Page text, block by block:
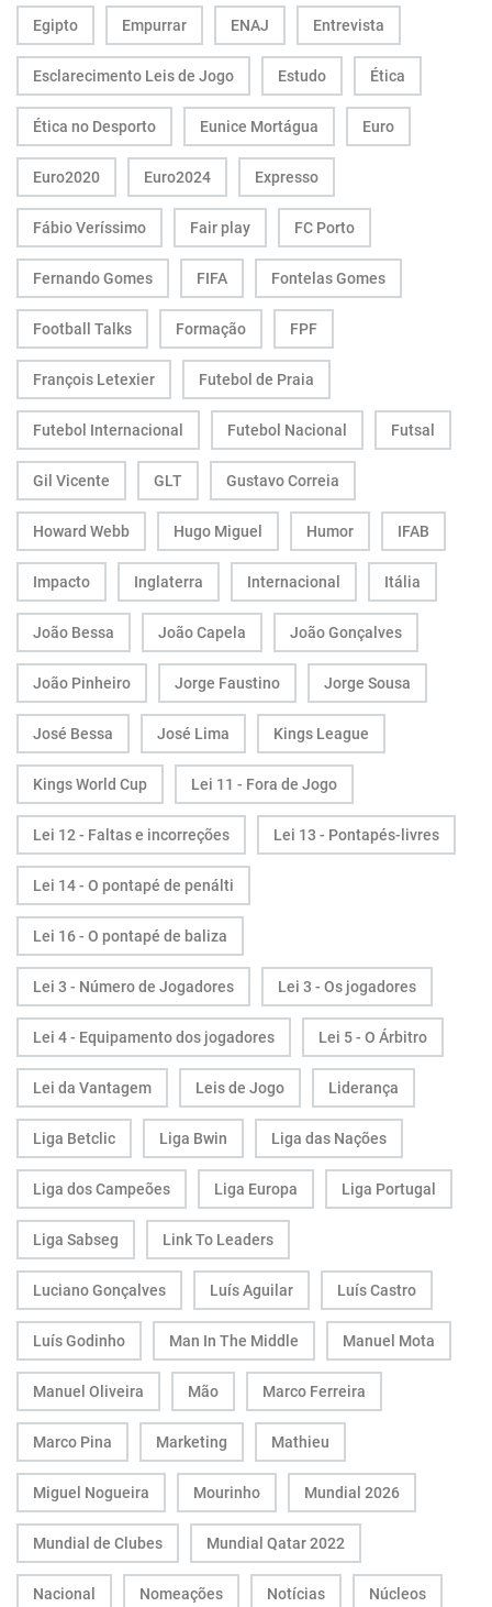
Egipto Empurrar ENAJ Entrevista
Esclarecimento Leis de Jogo Estudo Ética
Ética no Desporto Eunice Mortágua Euro
Euro2020 Euro2024 Expresso
Fábio Veríssimo Fair play FC Porto
Fernando Gomes FIFA Fontelas Gomes
Football Talks Formação FPF
François Letexier Futebol de Praia
Futebol Internacional Futebol Nacional Futsal
Gil Vicente GLT Gustavo Correia
Howard Webb Hugo Miguel Humor IFAB
Impacto Inglaterra Internacional Itália
João Bessa João Capela João Gonçalves
João Pinheiro Jorge Faustino Jorge Sousa
José Bessa José Lima Kings League
Kings World Cup Lei 11 - Fora de Jogo
Lei 12 - Faltas e incorreções Lei 13 - Pontapés-livres
Lei 14 - O pontapé de penálti
Lei 16 - O pontapé de baliza
Lei 3 - Número de Jogadores Lei 3 - Os jogadores
Lei 4 - Equipamento dos jogadores Lei 5 - O Árbitro
Lei da Vantagem Leis de Jogo Liderança
Liga Betclic Liga Bwin Liga das Nações
Liga dos Campeões Liga Europa Liga Portugal
Liga Sabseg Link To Leaders
Luciano Gonçalves Luís Aguilar Luís Castro
Luís Godinho Man In The Middle Manuel Mota
Manuel Oliveira Mão Marco Ferreira
Marco Pina Marketing Mathieu
Miguel Nogueira Mourinho Mundial 2026
Mundial de Clubes Mundial Qatar 2022
Nacional Nomeações Notícias Núcleos